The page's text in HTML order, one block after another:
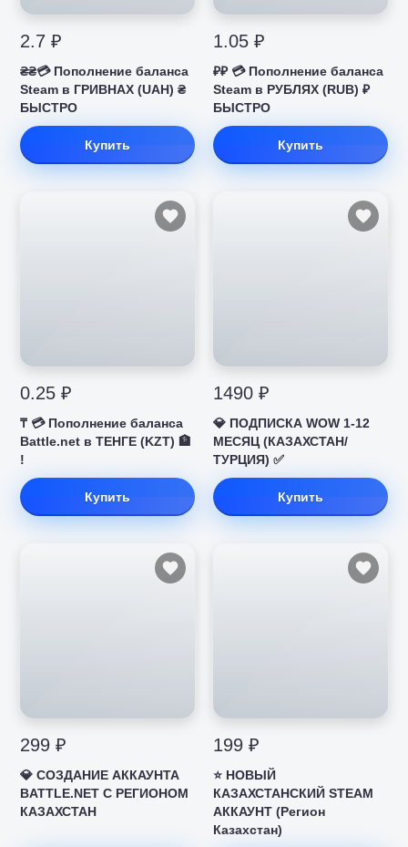
2.7 ₽
₴₴💳 Пополнение баланса
Steam в ГРИВНАХ (UAH) ₴
БЫСТРО
Купить
1.05 ₽
₽₽ 💳 Пополнение баланса
Steam в РУБЛЯХ (RUB) ₽
БЫСТРО
Купить
0.25 ₽
₸ 💳 Пополнение баланса
Battle.net в ТЕНГЕ (KZT) 🏦
!
Купить
1490 ₽
💎 ПОДПИСКА WOW 1-12
МЕСЯЦ (КАЗАХСТАН/
ТУРЦИЯ) ✅
Купить
299 ₽
💎 СОЗДАНИЕ АККАУНТА
BATTLE.NET С РЕГИОНОМ
КАЗАХСТАН
199 ₽
⭐️ НОВЫЙ
КАЗАХСТАНСКИЙ STEAM
АККАУНТ (Регион
Казахстан)